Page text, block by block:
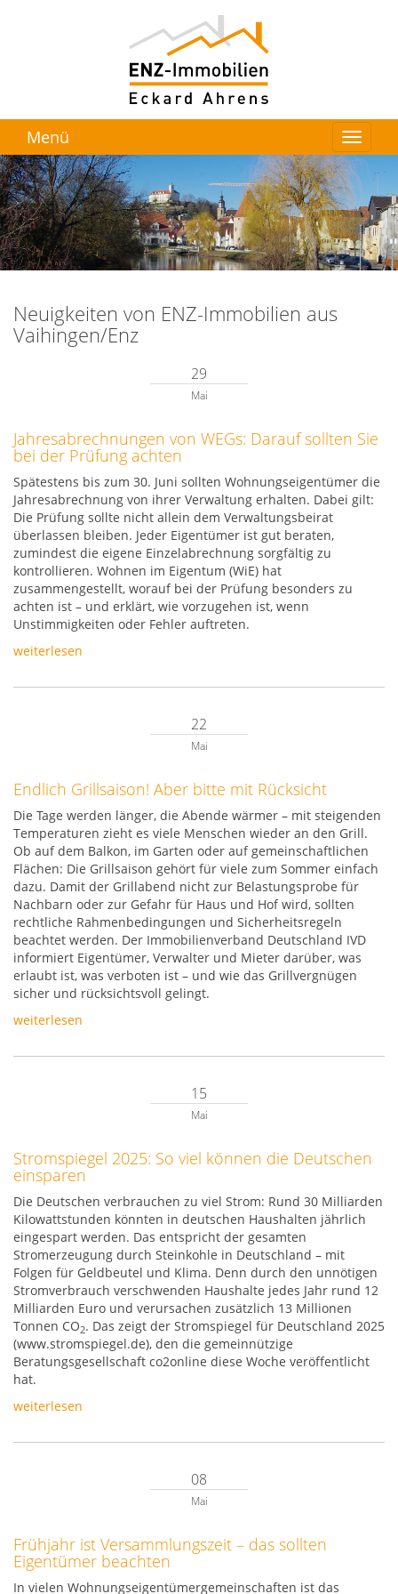
Menü
Neuigkeiten von ENZ-Immobilien aus
Vaihingen/Enz
29
Mai
Jahresabrechnungen von WEGs: Darauf sollten Sie
bei der Prüfung achten
Spätestens bis zum 30. Juni sollten Wohnungseigentümer die
Jahresabrechnung von ihrer Verwaltung erhalten. Dabei gilt:
Die Prüfung sollte nicht allein dem Verwaltungsbeirat
überlassen bleiben. Jeder Eigentümer ist gut beraten,
zumindest die eigene Einzelabrechnung sorgfältig zu
kontrollieren. Wohnen im Eigentum (WiE) hat
zusammengestellt, worauf bei der Prüfung besonders zu
achten ist – und erklärt, wie vorzugehen ist, wenn
Unstimmigkeiten oder Fehler auftreten.
weiterlesen
22
Mai
Endlich Grillsaison! Aber bitte mit Rücksicht
Die Tage werden länger, die Abende wärmer – mit steigenden
Temperaturen zieht es viele Menschen wieder an den Grill.
Ob auf dem Balkon, im Garten oder auf gemeinschaftlichen
Flächen: Die Grillsaison gehört für viele zum Sommer einfach
dazu. Damit der Grillabend nicht zur Belastungsprobe für
Nachbarn oder zur Gefahr für Haus und Hof wird, sollten
rechtliche Rahmenbedingungen und Sicherheitsregeln
beachtet werden. Der Immobilienverband Deutschland IVD
informiert Eigentümer, Verwalter und Mieter darüber, was
erlaubt ist, was verboten ist – und wie das Grillvergnügen
sicher und rücksichtsvoll gelingt.
weiterlesen
15
Mai
Stromspiegel 2025: So viel können die Deutschen
einsparen
Die Deutschen verbrauchen zu viel Strom: Rund 30 Milliarden
Kilowattstunden könnten in deutschen Haushalten jährlich
eingespart werden. Das entspricht der gesamten
Stromerzeugung durch Steinkohle in Deutschland – mit
Folgen für Geldbeutel und Klima. Denn durch den unnötigen
Stromverbrauch verschwenden Haushalte jedes Jahr rund 12
Milliarden Euro und verursachen zusätzlich 13 Millionen
Tonnen CO2. Das zeigt der Stromspiegel für Deutschland 2025
(www.stromspiegel.de), den die gemeinnützige
Beratungsgesellschaft co2online diese Woche veröffentlicht
hat.
weiterlesen
08
Mai
Frühjahr ist Versammlungszeit – das sollten
Eigentümer beachten
In vielen Wohnungseigentümergemeinschaften ist das